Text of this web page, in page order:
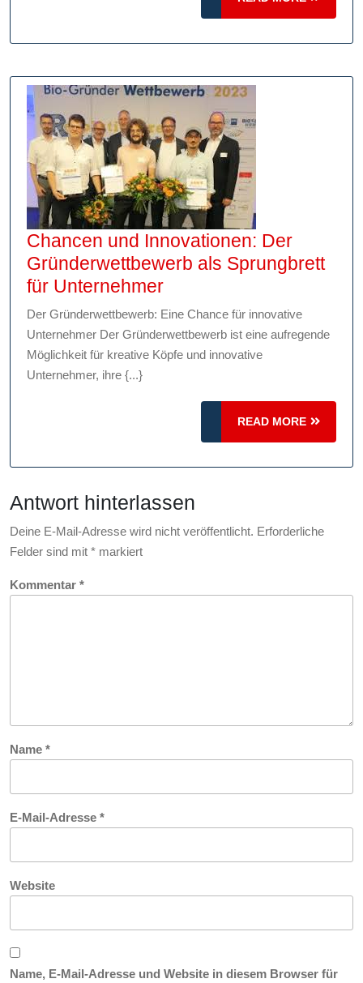
Weg
zur
MORE
Chancen und Innovationen: Der
Gründerwettbewerb als Sprungbrett
für UnternehmerChancen
und
Innovationen:
Der
Sprungbrett
Unternehmer
Der Gründerwettbewerb: Eine Chance für innovative
Unternehmer Der Gründerwettbewerb ist eine aufregende
Möglichkeit für kreative Köpfe und innovative
Unternehmer, ihre {...}
READ MORE
READ
MORE
Antwort hinterlassen
Deine E-Mail-Adresse wird nicht veröffentlicht. Erforderliche
Felder sind mit * markiert
Kommentar *
Name *
E-Mail-Adresse *
Website
Name, E-Mail-Adresse und Website in diesem Browser für